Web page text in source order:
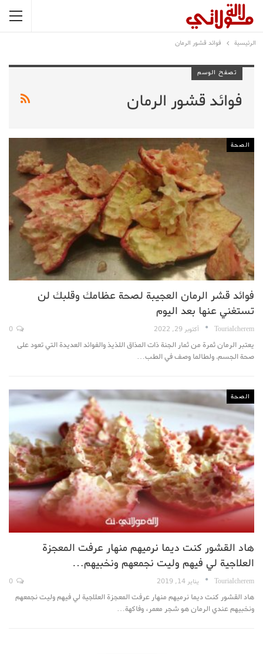
الرئيسية فوائد قشور الرمان
تصفح الوسم
فوائد قشور الرمان
الصحة
فوائد قشر الرمان العجيبة لصحة عظامك وقلبك لن
تستغني عنها بعد اليوم
TouriaIcherem أكتوبر 29, 2022
يعتبر الرمان ثمرة من ثمار الجنة ذات المذاق اللذيذ والفوائد العديدة التي تعود على
صحة الجسم. ولطالما وصف في الطب…
الصحة
هاد القشور كنت ديما نرميهم منهار عرفت المعجزة
العلاجية لي فيهم وليت نجمعهم ونخبيهم…
TouriaIcherem يناير 14, 2019
هاد القشور كنت ديما نرميهم منهار عرفت المعجزة العلاجية لي فيهم وليت نجمعهم
ونخبيهم عندي الرمان هو شجر معمر، وفاكهة…